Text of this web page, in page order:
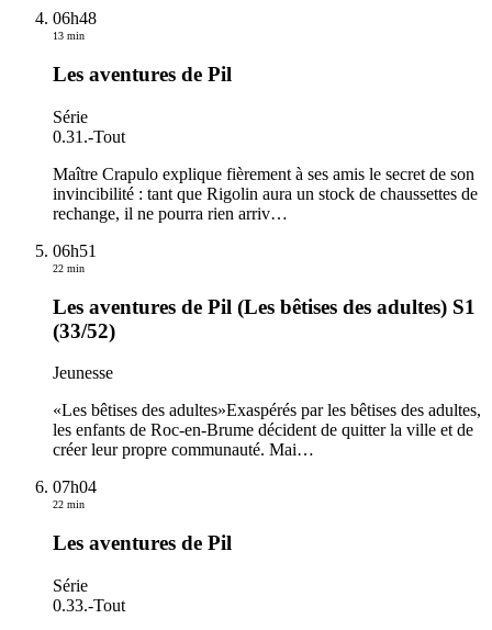
06h48
13 min
Les aventures de Pil
Série
0.31.-Tout
Maître Crapulo explique fièrement à ses amis le secret de son
invincibilité : tant que Rigolin aura un stock de chaussettes de
rechange, il ne pourra rien arriv…
06h51
22 min
Les aventures de Pil (Les bêtises des adultes) S1
(33/52)
Jeunesse
«Les bêtises des adultes»Exaspérés par les bêtises des adultes,
les enfants de Roc-en-Brume décident de quitter la ville et de
créer leur propre communauté. Mai…
07h04
22 min
Les aventures de Pil
Série
0.33.-Tout